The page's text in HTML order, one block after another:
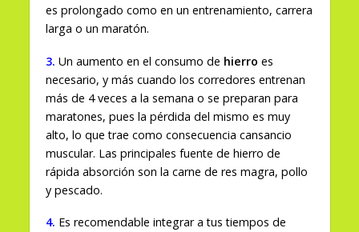
es prolongado como en un entrenamiento, carrera
larga o un maratón.
3. Un aumento en el consumo de hierro es
necesario, y más cuando los corredores entrenan
más de 4 veces a la semana o se preparan para
maratones, pues la pérdida del mismo es muy
alto, lo que trae como consecuencia cansancio
muscular. Las principales fuente de hierro de
rápida absorción son la carne de res magra, pollo
y pescado.
4. Es recomendable integrar a tus tiempos de